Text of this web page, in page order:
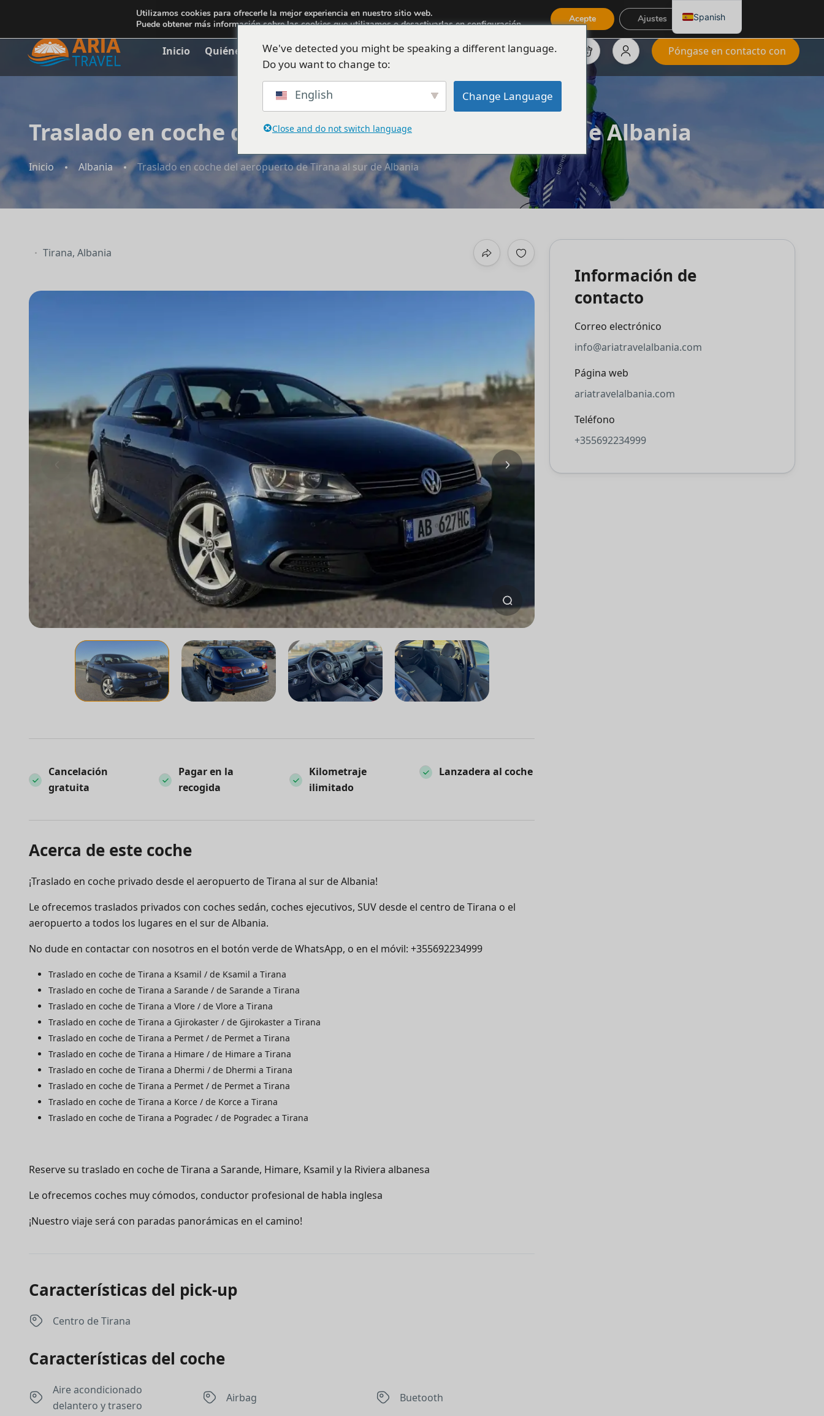
info@ariatravelalbania.com aria.travel.albania@gmail.com
Inicio Quiénes somos Visitas Coches Actividad Blog EUR Póngase en contacto con
Traslado en coche del aeropuerto de Tirana al sur de Albania
Inicio Albania Traslado en coche del aeropuerto de Tirana al sur de Albania
Tirana, Albania
Cancelación
gratuita
Pagar en la
recogida
Kilometraje
ilimitado
Lanzadera al coche
Acerca de este coche
¡Traslado en coche privado desde el aeropuerto de Tirana al sur de Albania!
Le ofrecemos traslados privados con coches sedán, coches ejecutivos, SUV desde el centro de Tirana o el
aeropuerto a todos los lugares en el sur de Albania.
No dude en contactar con nosotros en el botón verde de WhatsApp, o en el móvil: +355692234999
Traslado en coche de Tirana a Ksamil / de Ksamil a Tirana
Traslado en coche de Tirana a Sarande / de Sarande a Tirana
Traslado en coche de Tirana a Vlore / de Vlore a Tirana
Traslado en coche de Tirana a Gjirokaster / de Gjirokaster a Tirana
Traslado en coche de Tirana a Permet / de Permet a Tirana
Traslado en coche de Tirana a Himare / de Himare a Tirana
Traslado en coche de Tirana a Dhermi / de Dhermi a Tirana
Traslado en coche de Tirana a Permet / de Permet a Tirana
Traslado en coche de Tirana a Korce / de Korce a Tirana
Traslado en coche de Tirana a Pogradec / de Pogradec a Tirana
Reserve su traslado en coche de Tirana a Sarande, Himare, Ksamil y la Riviera albanesa
Le ofrecemos coches muy cómodos, conductor profesional de habla inglesa
¡Nuestro viaje será con paradas panorámicas en el camino!
Características del pick-up
Centro de Tirana
Características del coche
Aire acondicionado
delantero y trasero
Airbag Buetooth
Información de
contacto
Correo electrónico
info@ariatravelalbania.com
Página web
ariatravelalbania.com
Teléfono
+355692234999
We've detected you might be speaking a different language.
Do you want to change to:
English Change Language
Close and do not switch language
Utilizamos cookies para ofrecerle la mejor experiencia en nuestro sitio web.
Puede obtener más información sobre las cookies que utilizamos o desactivarlas enconfiguración. Acepte Ajustes Spanish